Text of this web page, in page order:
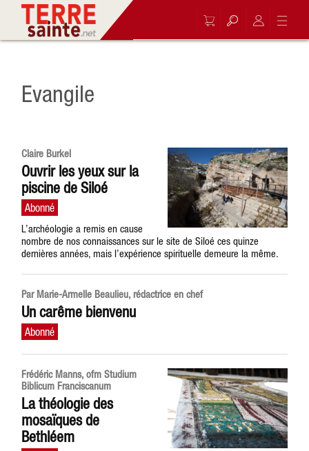
Evangile
Claire Burkel
Ouvrir les yeux sur la
piscine de Siloé
L’archéologie a remis en cause
nombre de nos connaissances sur le site de Siloé ces quinze
dernières années, mais l’expérience spirituelle demeure la même.
Par Marie-Armelle Beaulieu, rédactrice en chef
Un carême bienvenu
Frédéric Manns, ofm Studium
Biblicum Franciscanum
La théologie des
mosaïques de
Bethléem